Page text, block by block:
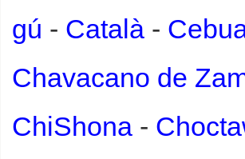
gú - Català -
Chavacano de
ChiShona -